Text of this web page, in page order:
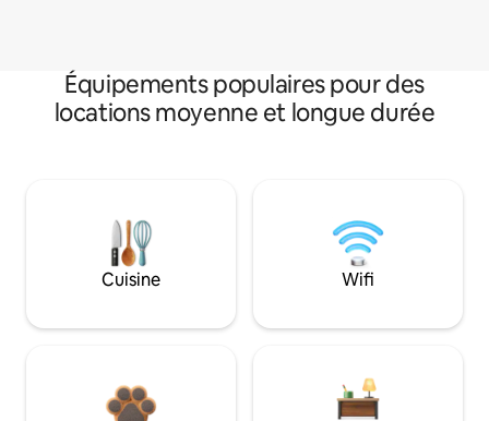
Équipements populaires pour des
locations moyenne et longue durée
Cuisine Wifi